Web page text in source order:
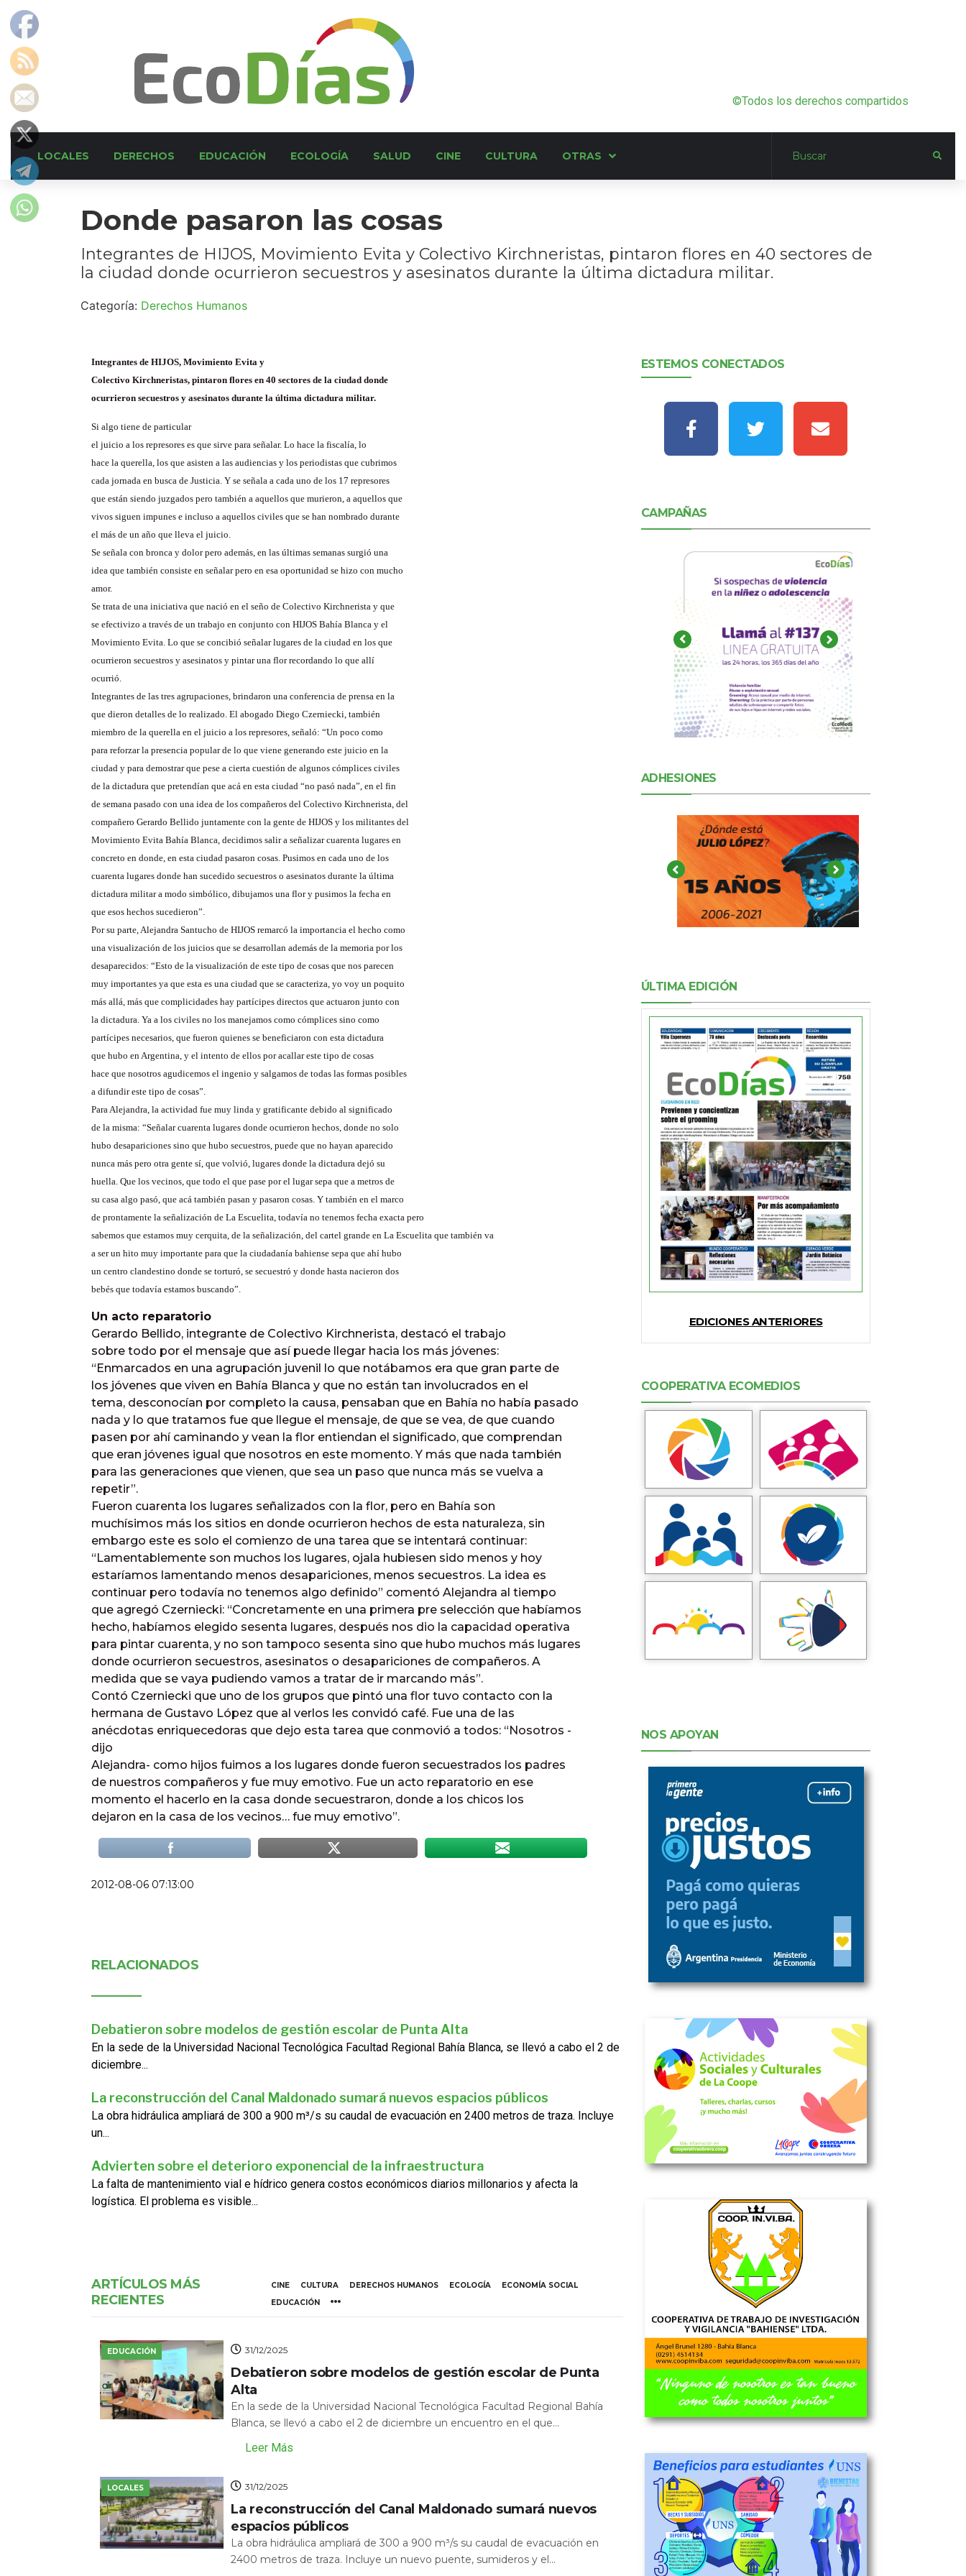
©Todos los derechos compartidos
LOCALES DERECHOS EDUCACIÓN ECOLOGÍA SALUD CINE CULTURA OTRAS
Donde pasaron las cosas
Integrantes de HIJOS, Movimiento Evita y Colectivo Kirchneristas, pintaron flores en 40 sectores de
la ciudad donde ocurrieron secuestros y asesinatos durante la última dictadura militar.
Categoría: Derechos Humanos
Integrantes de HIJOS, Movimiento Evita y
Colectivo Kirchneristas, pintaron flores en 40 sectores de la ciudad donde
ocurrieron secuestros y asesinatos durante la última dictadura militar.
Si algo tiene de particular
el juicio a los represores es que sirve para señalar. Lo hace la fiscalía, lo
hace la querella, los que asisten a las audiencias y los periodistas que cubrimos
cada jornada en busca de Justicia. Y se señala a cada uno de los 17 represores
que están siendo juzgados pero también a aquellos que murieron, a aquellos que
vivos siguen impunes e incluso a aquellos civiles que se han nombrado durante
el más de un año que lleva el juicio.
Se señala con bronca y dolor pero además, en las últimas semanas surgió una
idea que también consiste en señalar pero en esa oportunidad se hizo con mucho
amor.
Se trata de una iniciativa que nació en el seño de Colectivo Kirchnerista y que
se efectivizo a través de un trabajo en conjunto con HIJOS Bahía Blanca y el
Movimiento Evita. Lo que se concibió señalar lugares de la ciudad en los que
ocurrieron secuestros y asesinatos y pintar una flor recordando lo que allí
ocurrió.
Integrantes de las tres agrupaciones, brindaron una conferencia de prensa en la
que dieron detalles de lo realizado. El abogado Diego Czerniecki, también
miembro de la querella en el juicio a los represores, señaló: “Un poco como
para reforzar la presencia popular de lo que viene generando este juicio en la
ciudad y para demostrar que pese a cierta cuestión de algunos cómplices civiles
de la dictadura que pretendían que acá en esta ciudad “no pasó nada”, en el fin
de semana pasado con una idea de los compañeros del Colectivo Kirchnerista, del
compañero Gerardo Bellido juntamente con la gente de HIJOS y los militantes del
Movimiento Evita Bahía Blanca, decidimos salir a señalizar cuarenta lugares en
concreto en donde, en esta ciudad pasaron cosas. Pusimos en cada uno de los
cuarenta lugares donde han sucedido secuestros o asesinatos durante la última
dictadura militar a modo simbólico, dibujamos una flor y pusimos la fecha en
que esos hechos sucedieron”.
Por su parte, Alejandra Santucho de HIJOS remarcó la importancia el hecho como
una visualización de los juicios que se desarrollan además de la memoria por los
desaparecidos: “Esto de la visualización de este tipo de cosas que nos parecen
muy importantes ya que esta es una ciudad que se caracteriza, yo voy un poquito
más allá, más que complicidades hay partícipes directos que actuaron junto con
la dictadura. Ya a los civiles no los manejamos como cómplices sino como
partícipes necesarios, que fueron quienes se beneficiaron con esta dictadura
que hubo en Argentina, y el intento de ellos por acallar este tipo de cosas
hace que nosotros agudicemos el ingenio y salgamos de todas las formas posibles
a difundir este tipo de cosas”.
Para Alejandra, la actividad fue muy linda y gratificante debido al significado
de la misma: “Señalar cuarenta lugares donde ocurrieron hechos, donde no solo
hubo desapariciones sino que hubo secuestros, puede que no hayan aparecido
nunca más pero otra gente sí, que volvió, lugares donde la dictadura dejó su
huella. Que los vecinos, que todo el que pase por el lugar sepa que a metros de
su casa algo pasó, que acá también pasan y pasaron cosas. Y también en el marco
de prontamente la señalización de La Escuelita, todavía no tenemos fecha exacta pero
sabemos que estamos muy cerquita, de la señalización, del cartel grande en La Escuelita que también va
a ser un hito muy importante para que la ciudadanía bahiense sepa que ahí hubo
un centro clandestino donde se torturó, se secuestró y donde hasta nacieron dos
bebés que todavía estamos buscando”.
Un acto reparatorio
Gerardo Bellido, integrante de Colectivo Kirchnerista, destacó el trabajo
sobre todo por el mensaje que así puede llegar hacia los más jóvenes:
“Enmarcados en una agrupación juvenil lo que notábamos era que gran parte de
los jóvenes que viven en Bahía Blanca y que no están tan involucrados en el
tema, desconocían por completo la causa, pensaban que en Bahía no había pasado
nada y lo que tratamos fue que llegue el mensaje, de que se vea, de que cuando
pasen por ahí caminando y vean la flor entiendan el significado, que comprendan
que eran jóvenes igual que nosotros en este momento. Y más que nada también
para las generaciones que vienen, que sea un paso que nunca más se vuelva a
repetir”.
Fueron cuarenta los lugares señalizados con la flor, pero en Bahía son
muchísimos más los sitios en donde ocurrieron hechos de esta naturaleza, sin
embargo este es solo el comienzo de una tarea que se intentará continuar:
“Lamentablemente son muchos los lugares, ojala hubiesen sido menos y hoy
estaríamos lamentando menos desapariciones, menos secuestros. La idea es
continuar pero todavía no tenemos algo definido” comentó Alejandra al tiempo
que agregó Czerniecki: “Concretamente en una primera pre selección que habíamos
hecho, habíamos elegido sesenta lugares, después nos dio la capacidad operativa
para pintar cuarenta, y no son tampoco sesenta sino que hubo muchos más lugares
donde ocurrieron secuestros, asesinatos o desapariciones de compañeros. A
medida que se vaya pudiendo vamos a tratar de ir marcando más”.
Contó Czerniecki que uno de los grupos que pintó una flor tuvo contacto con la
hermana de Gustavo López que al verlos les convidó café. Fue una de las
anécdotas enriquecedoras que dejo esta tarea que conmovió a todos: “Nosotros -
dijo
Alejandra- como hijos fuimos a los lugares donde fueron secuestrados los padres
de nuestros compañeros y fue muy emotivo. Fue un acto reparatorio en ese
momento el hacerlo en la casa donde secuestraron, donde a los chicos los
dejaron en la casa de los vecinos… fue muy emotivo”.
2012-08-06 07:13:00
RELACIONADOS
Debatieron sobre modelos de gestión escolar de Punta Alta
En la sede de la Universidad Nacional Tecnológica Facultad Regional Bahía Blanca, se llevó a cabo el 2 de
diciembre...
La reconstrucción del Canal Maldonado sumará nuevos espacios públicos
La obra hidráulica ampliará de 300 a 900 m³/s su caudal de evacuación en 2400 metros de traza. Incluye
un...
Advierten sobre el deterioro exponencial de la infraestructura
La falta de mantenimiento vial e hídrico genera costos económicos diarios millonarios y afecta la
logística. El problema es visible...
ARTÍCULOS MÁS
RECIENTES
CINE CULTURA DERECHOS HUMANOS ECOLOGÍA
ECONOMÍA SOCIAL
EDUCACIÓN
EDUCACIÓN 31/12/2025
Debatieron sobre modelos de gestión escolar de Punta
Alta
En la sede de la Universidad Nacional Tecnológica Facultad Regional Bahía
Blanca, se llevó a cabo el 2 de diciembre un encuentro en el que...
Leer Más
LOCALES 31/12/2025
La reconstrucción del Canal Maldonado sumará nuevos
espacios públicos
La obra hidráulica ampliará de 300 a 900 m³/s su caudal de evacuación en
2400 metros de traza. Incluye un nuevo puente, sumideros y el...
ESTEMOS CONECTADOS
CAMPAÑAS
ADHESIONES
ÚLTIMA EDICIÓN
EDICIONES ANTERIORES
COOPERATIVA ECOMEDIOS
NOS APOYAN